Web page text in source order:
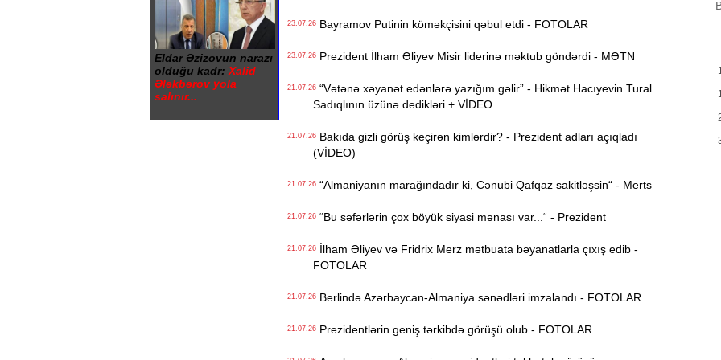
Eldar Əzizovun narazı
olduğu kadr: Xalid
Ələkbərov yola
salınır...
23.07.26Bayramov Putinin köməkçisini qəbul etdi - FOTOLAR
23.07.26Prezident İlham Əliyev Misir liderinə məktub göndərdi - MƏTN
21.07.26“Vətənə xəyanət edənlərə yazığım gəlir” - Hikmət Hacıyevin Tural
Sadıqlının üzünə dedikləri + VİDEO
21.07.26Bakıda gizli görüş keçirən kimlərdir? - Prezident adları açıqladı
(VİDEO)
21.07.26“Almaniyanın marağındadır ki, Cənubi Qafqaz sakitləşsin“ - Merts
21.07.26“Bu səfərlərin çox böyük siyasi mənası var...“ - Prezident
21.07.26İlham Əliyev və Fridrix Merz mətbuata bəyanatlarla çıxış edib -
FOTOLAR
21.07.26Berlində Azərbaycan-Almaniya sənədləri imzalandı - FOTOLAR
21.07.26Prezidentlərin geniş tərkibdə görüşü olub - FOTOLAR